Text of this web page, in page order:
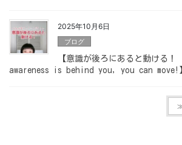
2025年10月6日
ブログ
【意識が後ろにあると動ける
awareness is behind you, you can move!